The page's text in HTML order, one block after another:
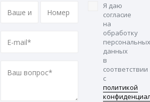
Я даю
согласие
на
обработку
персональных
данных
в
соответствии
с
политикой